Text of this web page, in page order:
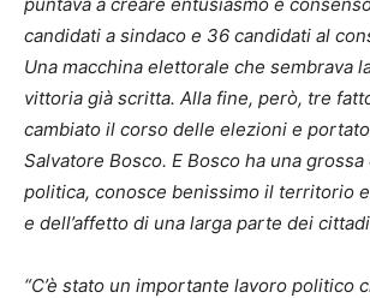
candidati a sindaco e 36 candidati al
Una macchina elettorale che sembrava
vittoria già scritta. Alla fine, però, tre
cambiato il corso delle elezioni e
Salvatore Bosco. E Bosco ha una
politica, conosce benissimo il territorio
e dell’affetto di una larga parte dei
“C’è stato un importante lavoro politico